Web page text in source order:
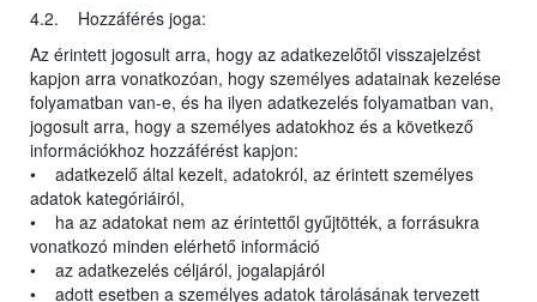
4.2. Hozzáférés joga:
Az érintett jogosult arra, hogy az adatkezelőtől visszajelzést
kapjon arra vonatkozóan, hogy személyes adatainak kezelése
folyamatban van-e, és ha ilyen adatkezelés folyamatban van,
jogosult arra, hogy a személyes adatokhoz és a következő
információkhoz hozzáférést kapjon:
• adatkezelő által kezelt, adatokról, az érintett személyes
adatok kategóriáiról,
• ha az adatokat nem az érintettől gyűjtötték, a forrásukra
vonatkozó minden elérhető információ
• az adatkezelés céljáról, jogalapjáról
• adott esetben a személyes adatok tárolásának tervezett